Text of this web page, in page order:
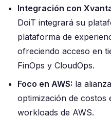
Integración con
DoiT integrará su
plataforma de
ofreciendo acceso en
FinOps y CloudOps.
Foco en AWS: la
optimización de costos
workloads de AWS.